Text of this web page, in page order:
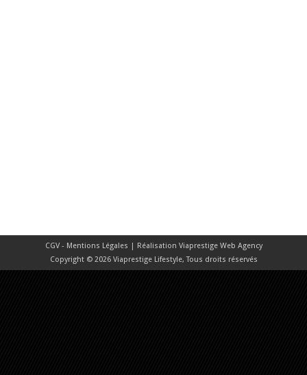
CGV - Mentions Légales | Réalisation Viaprestige Web Agency
Copyright © 2026 Viaprestige Lifestyle, Tous droits réservés